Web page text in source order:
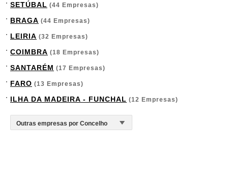
SETÚBAL (44 Empresas)
BRAGA (44 Empresas)
LEIRIA (32 Empresas)
COIMBRA (18 Empresas)
SANTARÉM (17 Empresas)
FARO (13 Empresas)
ILHA DA MADEIRA - FUNCHAL (12 Empresas)